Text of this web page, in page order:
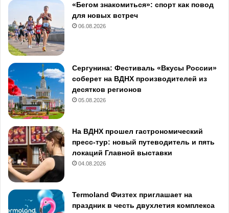
«Бегом знакомиться»: спорт как повод
для новых встреч
06.08.2026
Сергунина: Фестиваль «Вкусы России»
соберет на ВДНХ производителей из
десятков регионов
05.08.2026
На ВДНХ прошел гастрономический
пресс-тур: новый путеводитель и пять
локаций Главной выставки
04.08.2026
Termoland Физтех приглашает на
праздник в честь двухлетия комплекса